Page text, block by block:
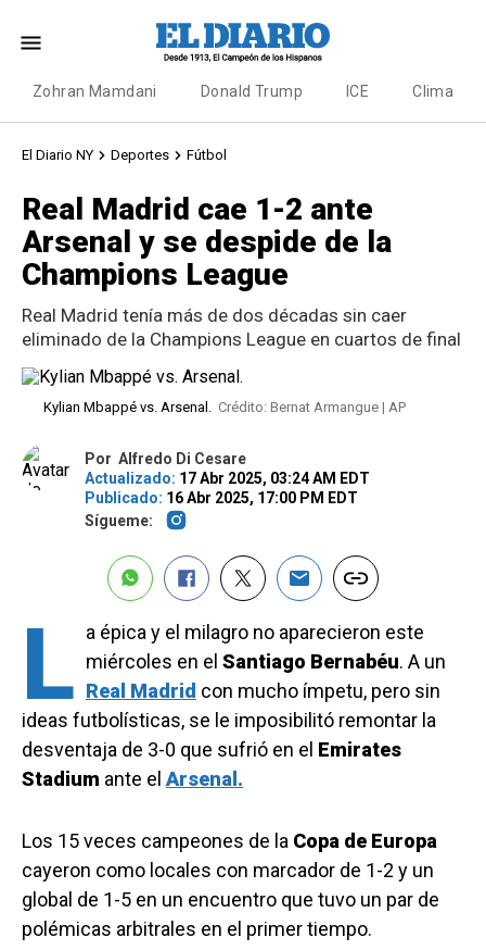
Zohran Mamdani Donald Trump ICE Clima
El Diario NY Deportes Fútbol
Real Madrid cae 1-2 ante
Arsenal y se despide de la
Champions League
Real Madrid tenía más de dos décadas sin caer
eliminado de la Champions League en cuartos de final
Kylian Mbappé vs. Arsenal. Crédito: Bernat Armangue | AP
Por Alfredo Di Cesare
Actualizado: 17 Abr 2025, 03:24 AM EDT
Publicado: 16 Abr 2025, 17:00 PM EDT
Sígueme:
L a épica y el milagro no aparecieron este
miércoles en el Santiago Bernabéu. A un
Real Madrid con mucho ímpetu, pero sin
ideas futbolísticas, se le imposibilitó remontar la
desventaja de 3-0 que sufrió en el Emirates
Stadium ante el Arsenal.
Los 15 veces campeones de la Copa de Europa
cayeron como locales con marcador de 1-2 y un
global de 1-5 en un encuentro que tuvo un par de
polémicas arbitrales en el primer tiempo.